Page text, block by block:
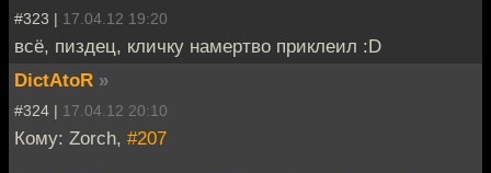
#323 | 17.04.12 19:20
всё, пиздец, кличку намертво приклеил :D
DictAtoR »
#324 | 17.04.12 20:10
Кому: Zorch, #207